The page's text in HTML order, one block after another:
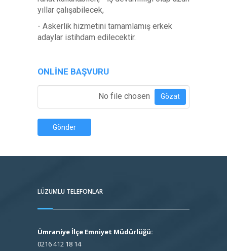
yıllar çalışabilecek,
- Askerlik hizmetini tamamlamış erkek
adaylar istihdam edilecektir.
ONLINE BAŞVURU
No file chosen Gözat
Gönder
LÜZUMLU TELEFONLAR
Ümraniye İlçe Emniyet Müdürlüğü:
0216 412 18 14